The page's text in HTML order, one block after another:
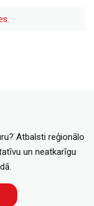
Atbalsti reģionālo
un neatkarīgu